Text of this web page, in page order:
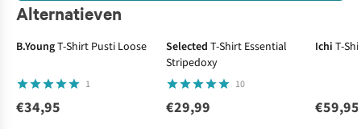
Alternatieven
B.YoungT-Shirt Pusti Loose
1
€34,95
Selected T-Shirt Essential
Stripedoxy
10
€29,99
Ichi T-
€59,95